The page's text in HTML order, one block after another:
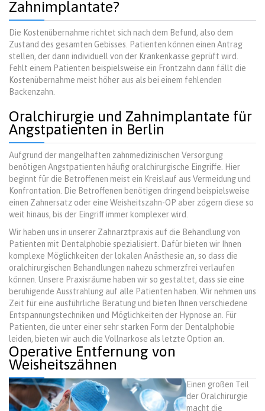
Zahnimplantate?
Die Kostenübernahme richtet sich nach dem Befund, also dem
Zustand des gesamten Gebisses. Patienten können einen Antrag
stellen, der dann individuell von der Krankenkasse geprüft wird.
Fehlt einem Patienten beispielsweise ein Frontzahn dann fällt die
Kostenübernahme meist höher aus als bei einem fehlenden
Backenzahn.
Oralchirurgie und Zahnimplantate für
Angstpatienten in Berlin
Aufgrund der mangelhaften zahnmedizinischen Versorgung
benötigen Angstpatienten häufig oralchirurgische Eingriffe. Hier
beginnt für die Betroffenen meist ein Kreislauf aus Vermeidung und
Konfrontation. Die Betroffenen benötigen dringend beispielsweise
einen Zahnersatz oder eine Weisheitszahn-OP aber zögern diese so
weit hinaus, bis der Eingriff immer komplexer wird.
Wir haben uns in unserer Zahnarztpraxis auf die Behandlung von
Patienten mit Dentalphobie spezialisiert. Dafür bieten wir Ihnen
komplexe Möglichkeiten der lokalen Anästhesie an, so dass die
oralchirurgischen Behandlungen nahezu schmerzfrei verlaufen
können. Unsere Praxisräume haben wir so gestaltet, dass sie eine
beruhigende Ausstrahlung auf alle Patienten haben. Wir nehmen uns
Zeit für eine ausführliche Beratung und bieten Ihnen verschiedene
Entspannungstechniken und Möglichkeiten der Hypnose an. Für
Patienten, die unter einer sehr starken Form der Dentalphobie
leiden, bieten wir auch die Vollnarkose als letzte Option an.
Operative Entfernung von
Weisheitszähnen
Einen großen Teil
der Oralchirurgie
macht die